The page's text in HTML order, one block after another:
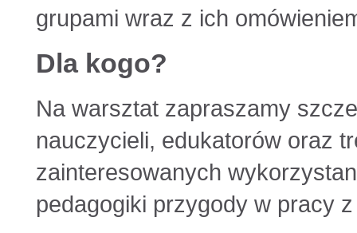
grupami wraz z ich
Dla kogo?
Na warsztat zapraszamy
nauczycieli, edukatorów oraz
zainteresowanych
pedagogiki przygody w pracy